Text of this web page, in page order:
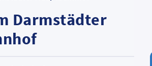
Darmstädter